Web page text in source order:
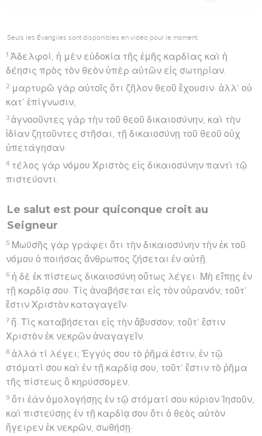
Seuls les Évangiles sont disponibles en vidéo pour le moment.
1 Ἀδελφοί, ἡ μὲν εὐδοκία τῆς ἐμῆς καρδίας καὶ ἡ
δέησις πρὸς τὸν θεὸν ὑπὲρ αὐτῶν εἰς σωτηρίαν.
2 μαρτυρῶ γὰρ αὐτοῖς ὅτι ζῆλον θεοῦ ἔχουσιν· ἀλλ’ οὐ
κατ’ ἐπίγνωσιν,
3 ἀγνοοῦντες γὰρ τὴν τοῦ θεοῦ δικαιοσύνην, καὶ τὴν
ἰδίαν ζητοῦντες στῆσαι, τῇ δικαιοσύνῃ τοῦ θεοῦ οὐχ
ὑπετάγησαν·
4 τέλος γὰρ νόμου Χριστὸς εἰς δικαιοσύνην παντὶ τῷ
πιστεύοντι.
Le salut est pour quiconque croit au
Seigneur
5 Μωϋσῆς γὰρ γράφει ὅτι τὴν δικαιοσύνην τὴν ἐκ τοῦ
νόμου ὁ ποιήσας ἄνθρωπος ζήσεται ἐν αὐτῇ.
6 ἡ δὲ ἐκ πίστεως δικαιοσύνη οὕτως λέγει· Μὴ εἴπῃς ἐν
τῇ καρδίᾳ σου· Τίς ἀναβήσεται εἰς τὸν οὐρανόν; τοῦτ’
ἔστιν Χριστὸν καταγαγεῖν·
7 ἤ· Τίς καταβήσεται εἰς τὴν ἄβυσσον; τοῦτ’ ἔστιν
Χριστὸν ἐκ νεκρῶν ἀναγαγεῖν.
8 ἀλλὰ τί λέγει; Ἐγγύς σου τὸ ῥῆμά ἐστιν, ἐν τῷ
στόματί σου καὶ ἐν τῇ καρδίᾳ σου, τοῦτ’ ἔστιν τὸ ῥῆμα
τῆς πίστεως ὃ κηρύσσομεν.
9 ὅτι ἐὰν ὁμολογήσῃς ἐν τῷ στόματί σου κύριον Ἰησοῦν,
καὶ πιστεύσῃς ἐν τῇ καρδίᾳ σου ὅτι ὁ θεὸς αὐτὸν
ἤγειρεν ἐκ νεκρῶν, σωθήσῃ·